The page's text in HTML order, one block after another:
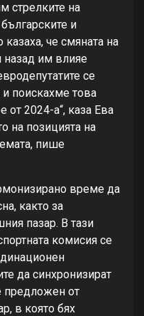
стрелките на
и
че смяната на
назад им влияе
се
поискахме това
от 2024-а“, каза Ева
на позицията на
пише
време да
както за
пазар. В тази
комисия се
да синхронизират
предложен от
в която бях